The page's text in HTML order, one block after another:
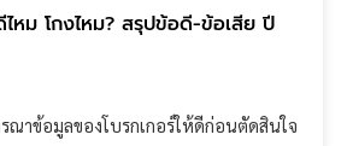
หม โกงไหม? สรุปข้อดี-ข้อเสีย ปี
ณาข้อมูลของโบรกเกอร์ให้ดีก่อนตัดสินใจ